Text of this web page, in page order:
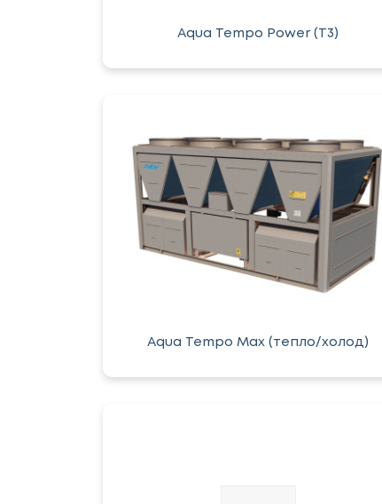
Aqua Tempo Power (T3)
Aqua Tempo Max (тепло/холод)